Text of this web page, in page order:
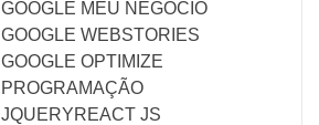
GOOGLE MEU NEGÓCIO
GOOGLE WEBSTORIES
GOOGLE OPTIMIZE
PROGRAMAÇÃO
JQUERYREACT JS